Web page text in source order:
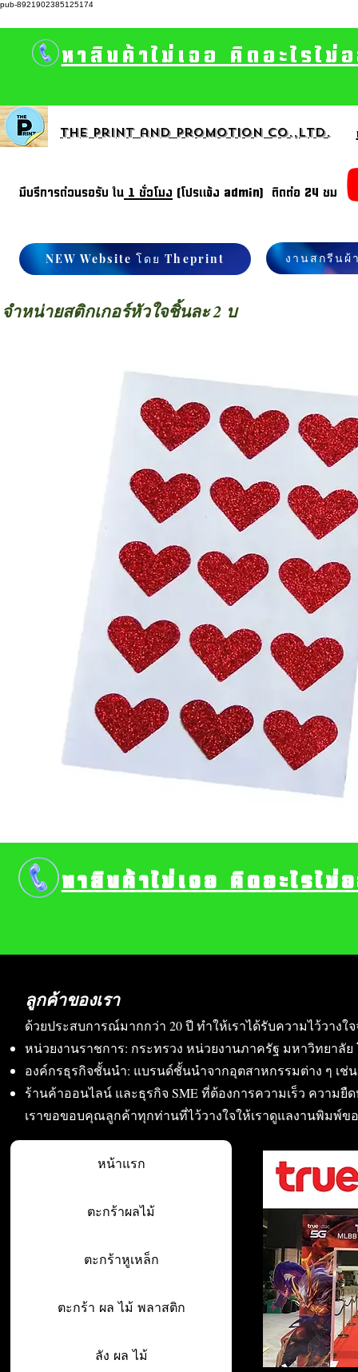
pub-8921902385125174
หาสินค้าไม่เจอ คิดอะไรไ
The print and promotion CO.,Ltd.
มีบรีการด่วนรอรับ ใน 1 ชั่วโมง (โปรแจ้ง admin) ติดต่อ 24 ชม
NEW Website โดย Theprint งานสกรีนผ้
จำหน่ายสติกเกอร์หัวใจชิ้นละ 2 บ
ลูกค้าของเรา
ด้วยประสบการณ์มากกว่า 20 ปี ทำให้เราได้รับความไว้วา
หน่วยงานราชการ: กระทรวง หน่วยงานภาครัฐ มหาวิทยาลัย
องค์กรธุรกิจชั้นนำ: แบรนด์ชั้นนำจากอุตสาหกรรมต่าง ๆ เช่
ร้านค้าออนไลน์ และธุรกิจ SME ที่ต้องการความเร็ว ความยื
เราขอขอบคุณลูกค้าทุกท่านที่ไว้วางใจให้เราดูแลงานพิมพ์ข
หน้าแรก
ตะกร้าผลไม้
ตะกร้าหูเหล็ก
ตะกร้า ผล ไม้ พลาสติก
ลัง ผล ไม้
หาสินค้าไม่เจอ คิดอะไรไ